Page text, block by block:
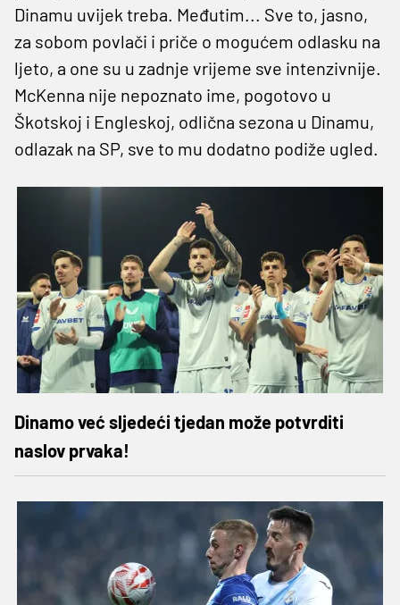
Dinamu uvijek treba. Međutim... Sve to, jasno,
za sobom povlači i priče o mogućem odlasku na
ljeto, a one su u zadnje vrijeme sve intenzivnije.
McKenna nije nepoznato ime, pogotovo u
Škotskoj i Engleskoj, odlična sezona u Dinamu,
odlazak na SP, sve to mu dodatno podiže ugled.
Dinamo već sljedeći tjedan može potvrditi
naslov prvaka!